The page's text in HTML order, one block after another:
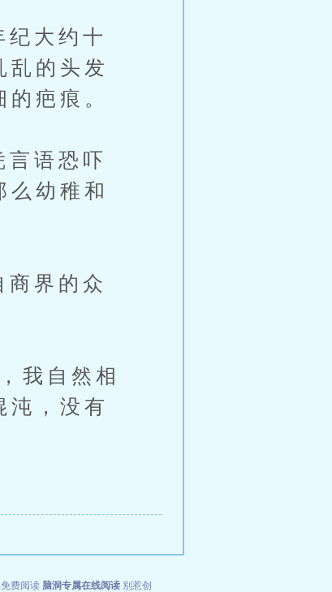
大约十
乱的头发
疤痕。
语恐吓
么幼稚和
界的众
我自然相
沌，没有
费阅读 脑洞专属在线阅读 别惹创